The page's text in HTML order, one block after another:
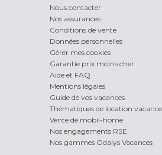
Nous contacter
Nos assurances
Conditions de vente
Données personnelles
Gérer mes cookies
Garantie prix moins cher
Aide et FAQ
Mentions légales
Guide de vos vacances
Thématiques de location
Vente de mobil-home
Nos engagements RSE
Nos gammes Odalys Vacances